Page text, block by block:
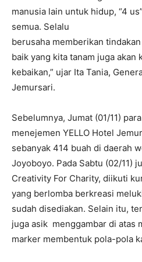
manusia lain untuk hidup, “4
semua. Selalu
berusaha memberikan
baik yang kita tanam juga akan
kebaikan,” ujar Ita Tania,
Jemursari.
Sebelumnya, Jumat (01/11)
menejemen YELLO Hotel
sebanyak 414 buah di daerah
Joyoboyo. Pada Sabtu (02/11)
Creativity For Charity, diikuti
yang berlomba berkreasi
sudah disediakan. Selain itu,
juga asik menggambar di atas
marker membentuk pola-pola